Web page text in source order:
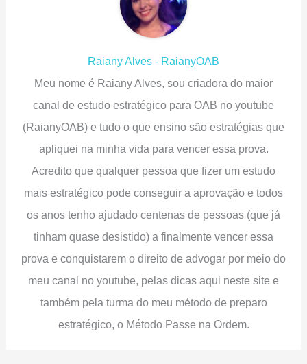
Raiany Alves - RaianyOAB
Meu nome é Raiany Alves, sou criadora do maior
canal de estudo estratégico para OAB no youtube
(RaianyOAB) e tudo o que ensino são estratégias que
apliquei na minha vida para vencer essa prova.
Acredito que qualquer pessoa que fizer um estudo
mais estratégico pode conseguir a aprovação e todos
os anos tenho ajudado centenas de pessoas (que já
tinham quase desistido) a finalmente vencer essa
prova e conquistarem o direito de advogar por meio do
meu canal no youtube, pelas dicas aqui neste site e
também pela turma do meu método de preparo
estratégico, o Método Passe na Ordem.